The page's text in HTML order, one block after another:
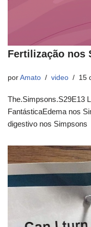
Fertilização nos
por Amato video 15
The.Simpsons.S29E13
FantásticaEdema nos
digestivo nos Simpsons